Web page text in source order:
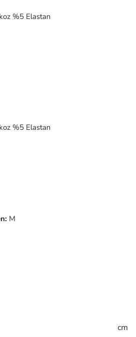
%5 Elastan
%5 Elastan
M
cm